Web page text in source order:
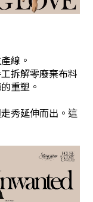
線。
拆解零廢棄布料
重塑。
秀延伸而出。這